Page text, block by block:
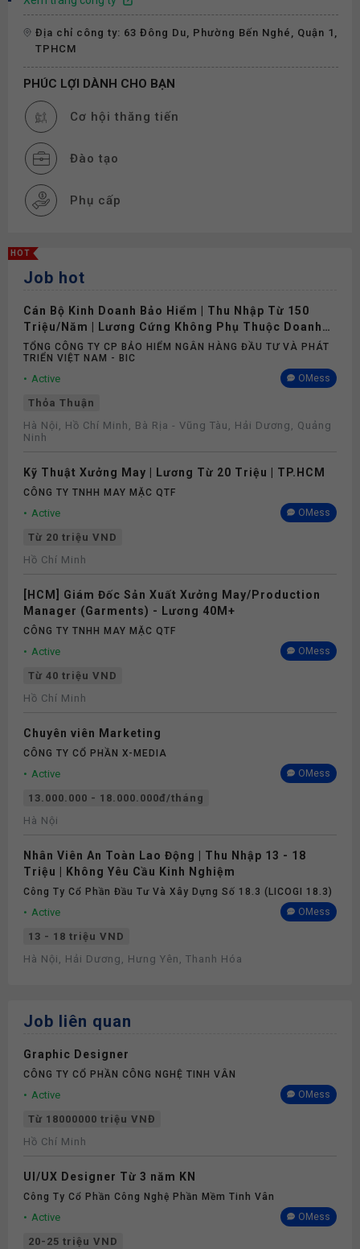
Địa chỉ công ty: 63 Đông Du, Phường Bến Nghé, Quận 1,
TPHCM
PHÚC LỢI DÀNH CHO BẠN
Cơ hội thăng tiến
Đào tạo
Phụ cấp
Khám sức khỏe
HOT
Job hot
Cán Bộ Kinh Doanh Bảo Hiểm | Thu Nhập Từ 150
Triệu/Năm | Lương Cứng Không Phụ Thuộc Doanh
Số
TỔNG CÔNG TY CP BẢO HIỂM NGÂN HÀNG ĐẦU TƯ VÀ PHÁT
TRIỂN VIỆT NAM - BIC
Active OMess
Thỏa Thuận
Hà Nội, Hồ Chí Minh, Bà Rịa - Vũng Tàu, Hải Dương, Quảng
Ninh
Kỹ Thuật Xưởng May | Lương Từ 20 Triệu | TP.HCM
CÔNG TY TNHH MAY MẶC QTF
Active OMess
Từ 20 triệu VND
Hồ Chí Minh
[HCM] Giám Đốc Sản Xuất Xưởng May/Production
Manager (Garments) - Lương 40M+
CÔNG TY TNHH MAY MẶC QTF
Active OMess
Từ 40 triệu VND
Hồ Chí Minh
Chuyên viên Marketing
CÔNG TY CỔ PHẦN X-MEDIA
Active OMess
13.000.000 - 18.000.000đ/tháng
Hà Nội
Nhân Viên An Toàn Lao Động | Thu Nhập 13 - 18
Triệu | Không Yêu Cầu Kinh Nghiệm
Công Ty Cổ Phần Đầu Tư Và Xây Dựng Số 18.3 (LICOGI 18.3)
Active OMess
13 - 18 triệu VND
Hà Nội, Hải Dương, Hưng Yên, Thanh Hóa
Job liên quan
Graphic Designer
CÔNG TY CỔ PHẦN CÔNG NGHỆ TINH VÂN
Active OMess
Từ 18000000 triệu VNĐ
Hồ Chí Minh
UI/UX Designer Từ 3 năm KN
Công Ty Cổ Phần Công Nghệ Phần Mềm Tinh Vân
Active OMess
20-25 triệu VND